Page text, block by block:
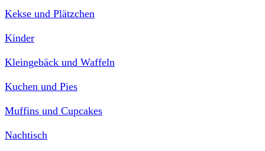
Kekse und Plätzchen
Kinder
Kleingebäck und Waffeln
Kuchen und Pies
Muffins und Cupcakes
Nachtisch